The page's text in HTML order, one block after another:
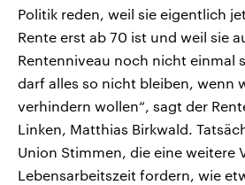
Politik reden, weil sie eigentlich
Rente erst ab 70 ist und weil sie
Rentenniveau noch nicht einmal
darf alles so nicht bleiben, wenn
verhindern wollen“, sagt der
Linken, Matthias Birkwald.
Union Stimmen, die eine weitere
Lebensarbeitszeit fordern, wie